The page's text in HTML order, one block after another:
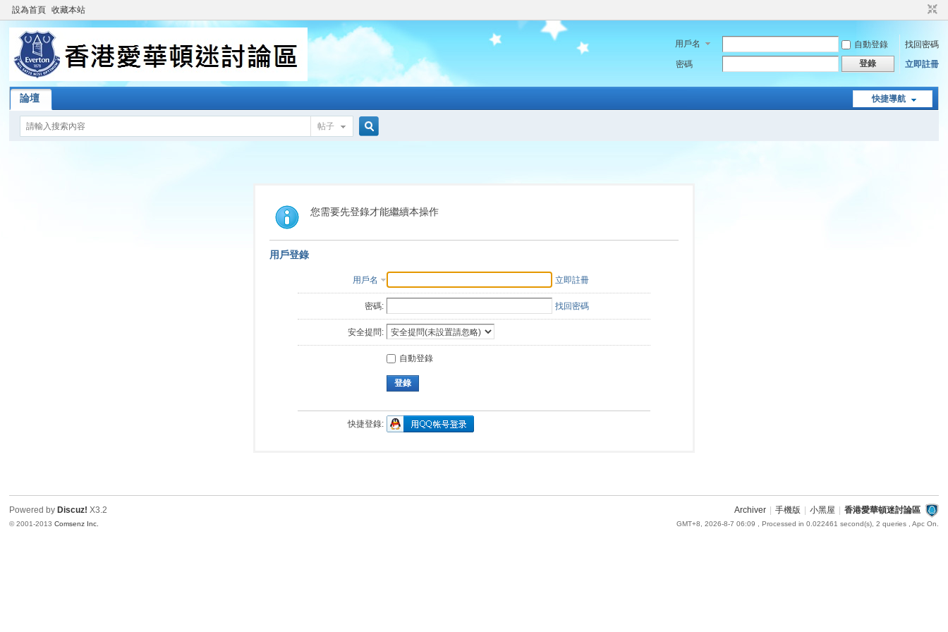
設為首頁 收藏本站
用戶名 自動登錄
找回密碼
密碼
登錄 立即註冊
快捷導航
論壇
帖子
索
您需要先登錄才能繼續本操作
用戶登錄
用戶名 立即註冊
密碼: 找回密碼
安全提問:
自動登錄
登錄
快捷登錄:
Archiver 手機版 小黑屋 香港愛華頓迷討論區
GMT+8, 2026-8-7 06:09 , Processed in 0.022461 second(s), 2 queries , Apc On.
Powered by Discuz! X3.2
© 2001-2013Comsenz Inc.